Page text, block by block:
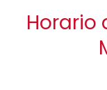
Horario